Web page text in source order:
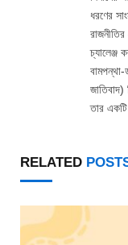
ধরণের
চ্যালেঞ্জ
বামপন্থা-
জাতিবাদ)
তার
RELATED